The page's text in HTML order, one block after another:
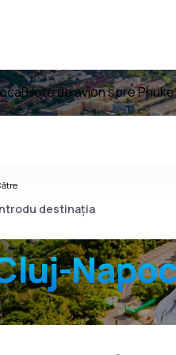
Bilete de avion spre